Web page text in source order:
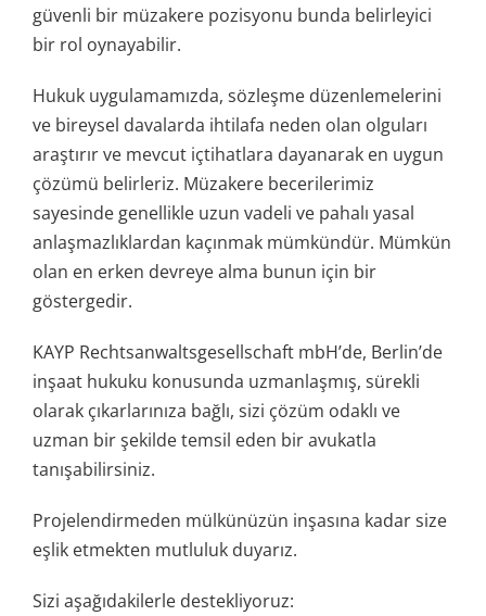
güvenli bir müzakere pozisyonu bunda belirleyici
bir rol oynayabilir.
Hukuk uygulamamızda, sözleşme düzenlemelerini
ve bireysel davalarda ihtilafa neden olan olguları
araştırır ve mevcut içtihatlara dayanarak en uygun
çözümü belirleriz. Müzakere becerilerimiz
sayesinde genellikle uzun vadeli ve pahalı yasal
anlaşmazlıklardan kaçınmak mümkündür. Mümkün
olan en erken devreye alma bunun için bir
göstergedir.
KAYP Rechtsanwaltsgesellschaft mbH’de, Berlin’de
inşaat hukuku konusunda uzmanlaşmış, sürekli
olarak çıkarlarınıza bağlı, sizi çözüm odaklı ve
uzman bir şekilde temsil eden bir avukatla
tanışabilirsiniz.
Projelendirmeden mülkünüzün inşasına kadar size
eşlik etmekten mutluluk duyarız.
Sizi aşağıdakilerle destekliyoruz: